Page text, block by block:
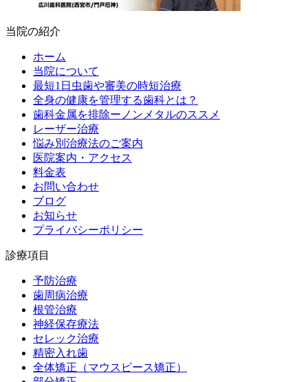
当院の紹介
ホーム
当院について
最短1日虫歯や審美の時短治療
全身の健康を管理する歯科とは？
歯科金属を排除ーノンメタルのススメ
レーザー治療
悩み別治療法のご案内
医院案内・アクセス
料金表
お問い合わせ
ブログ
お知らせ
プライバシーポリシー
診療項目
予防治療
歯周病治療
根管治療
神経保存療法
セレック治療
精密入れ歯
全体矯正（マウスピース矯正）